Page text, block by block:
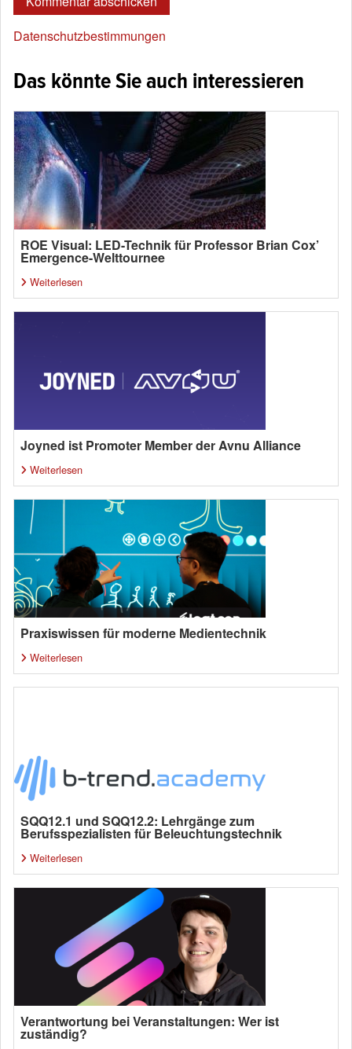
Datenschutzbestimmungen
Das könnte Sie auch interessieren
ROE Visual: LED-Technik für Professor Brian Cox’
Emergence-Welttournee
Weiterlesen
Joyned ist Promoter Member der Avnu Alliance
Weiterlesen
Praxiswissen für moderne Medientechnik
Weiterlesen
SQQ12.1 und SQQ12.2: Lehrgänge zum
Berufsspezialisten für Beleuchtungstechnik
Weiterlesen
Verantwortung bei Veranstaltungen: Wer ist
zuständig?